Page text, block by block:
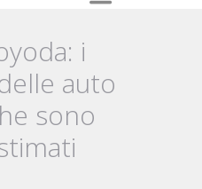
i
auto
sono